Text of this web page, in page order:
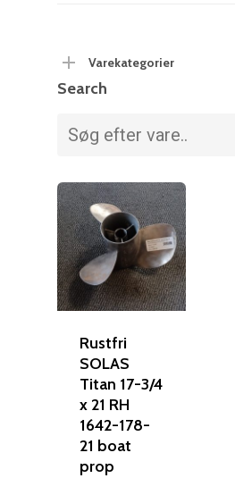
Varekategorier
Search
Rustfri
SOLAS
Titan 17-3/4
x 21 RH
1642-178-
21 boat
prop